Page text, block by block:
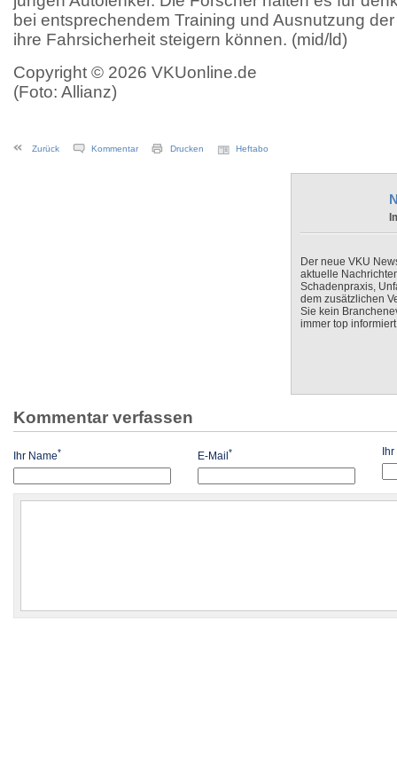
bei entsprechendem Training und Ausnutzung
ihre Fahrsicherheit steigern können. (mid/ld)
Copyright © 2026 VKUonline.de
(Foto: Allianz)
Zurück Kommentar Drucken Heftabo
Der neue VKU
aktuelle
Schadenpraxis,
dem zusätzlichen
Sie kein
immer top
Kommentar verfassen
Ihr Name* E-Mail *